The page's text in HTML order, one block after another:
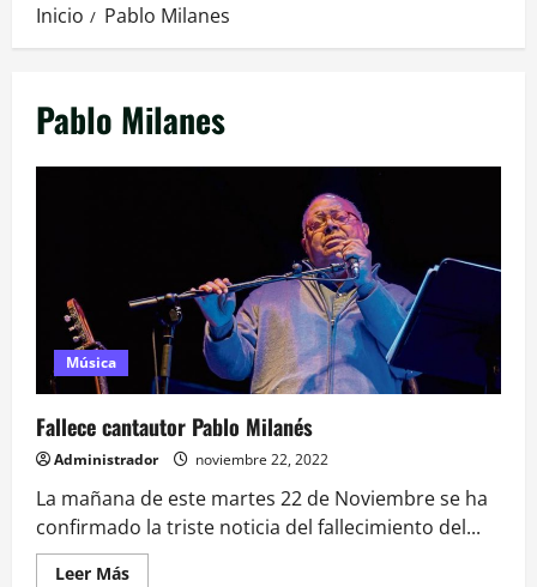
Inicio Pablo Milanes
Pablo Milanes
Música
Fallece cantautor Pablo Milanés
Administrador noviembre 22, 2022
La mañana de este martes 22 de Noviembre se ha
confirmado la triste noticia del fallecimiento del...
Leer MásLeer